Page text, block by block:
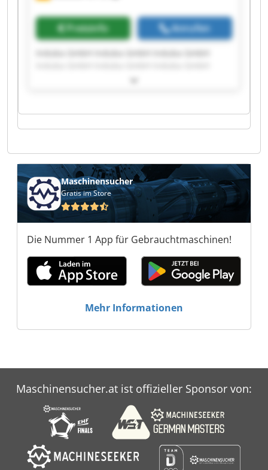
Preisinfo Anrufen
Induba GmbH Induba GmbH Induba GmbH
Induba GmbH Induba GmbH Induba GmbH
Induba GmbH Induba GmbH
Maschinensucher
Gratis im Store
Die Nummer 1 App für Gebrauchtmaschinen!
Mehr Informationen
Maschinensucher.at ist offizieller Sponsor von: